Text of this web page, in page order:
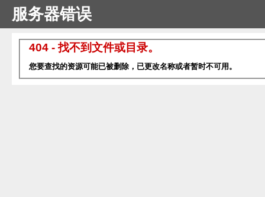
服务器错误
404 - 找不到文件或目录。
您要查找的资源可能已被删除，已更改名称或者暂时不可用。